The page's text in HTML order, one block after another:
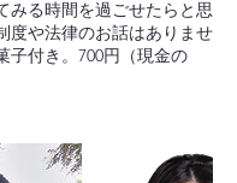
みる時間を過ごせたらと思
度や法律のお話はありませ
子付き。700円（現金の